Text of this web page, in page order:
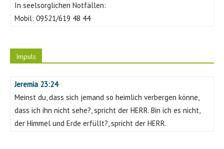
In seelsorglichen Notfällen:
Mobil: 09521/619 48 44
Impuls
Jeremia 23:24
Meinst du, dass sich jemand so heimlich verbergen könne,
dass ich ihn nicht sehe?, spricht der HERR. Bin ich es nicht,
der Himmel und Erde erfüllt?, spricht der HERR.